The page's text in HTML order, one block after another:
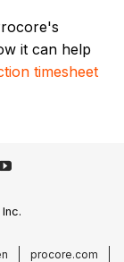
it can help
timesheet
procore.com